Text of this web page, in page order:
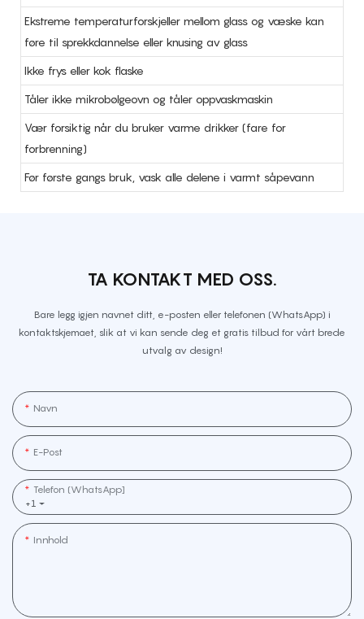
Ekstreme temperaturforskjeller mellom glass og væske kan
føre til sprekkdannelse eller knusing av glass
Ikke frys eller kok flaske
Tåler ikke mikrobølgeovn og tåler oppvaskmaskin
Vær forsiktig når du bruker varme drikker (fare for
forbrenning)
Før første gangs bruk, vask alle delene i varmt såpevann
TA KONTAKT MED OSS.
Bare legg igjen navnet ditt, e-posten eller telefonen (WhatsApp) i
kontaktskjemaet, slik at vi kan sende deg et gratis tilbud for vårt brede
utvalg av design!
Navn
E-Post
+1
Telefon (WhatsApp]
Innhold